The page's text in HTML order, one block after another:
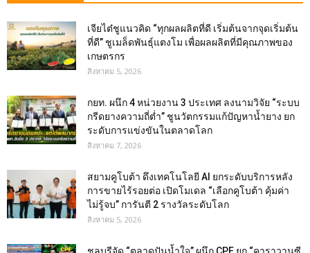
เจียไต๋ชูแนวคิด “ทุกผลผลิตที่ดี เริ่มต้นจากจุดเริ่มต้น
ที่ดี” ชูเมล็ดพันธุ์แตงโม เพื่อผลผลิตที่มีคุณภาพของ
เกษตรกร
สิงหาคม 5, 2026
กยท. ผนึก 4 หน่วยงาน 3 ประเทศ ลงนามวิจัย “ระบบ
กรีดยางความถี่ต่ำ” ชูนวัตกรรมแก้ปัญหาน้ำยาง ยก
ระดับการแข่งขันในตลาดโลก
สิงหาคม 7, 2026
สยามคูโบต้า ดึงเทคโนโลยี AI ยกระดับบริการหลัง
การขายไร้รอยต่อ เปิดโมเดล “เลือกคูโบต้า คุ้มค่า
ไม่รู้จบ” การันตี 2 รางวัลระดับโลก
สิงหาคม 5, 2026
ชลบุรีจัด “ตลาดปันน้ำใจ” ผนึก CPF ยก “คาราวานซี